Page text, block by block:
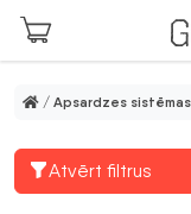
Skip to main
/ Apsardzes sistēmas
Atvērt filtrus